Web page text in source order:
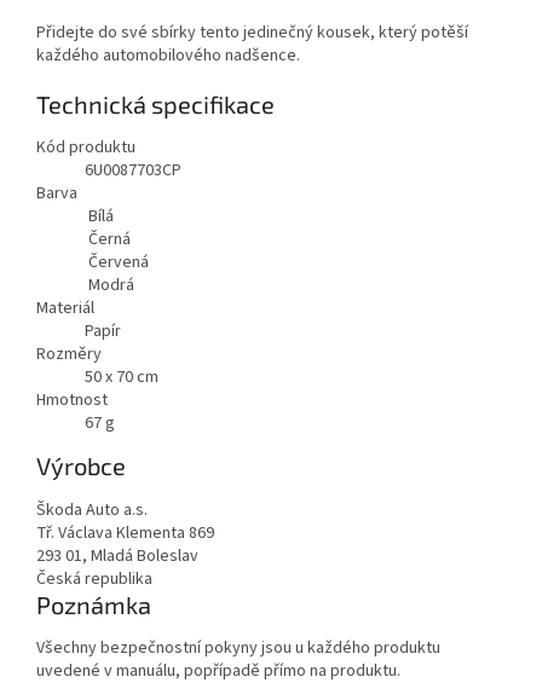
Přidejte do své sbírky tento jedinečný kousek, který potěší
každého automobilového nadšence.
Technická specifikace
Kód produktu
6U0087703CP
Barva
Bílá
Černá
Červená
Modrá
Materiál
Papír
Rozměry
50 x 70 cm
Hmotnost
67g
Výrobce
Škoda Auto a.s.
Tř. Václava Klementa 869
293 01, Mladá Boleslav
Česká republika
Poznámka
Všechny bezpečnostní pokyny jsou u každého produktu
uvedené v manuálu, popřípadě přímo na produktu.